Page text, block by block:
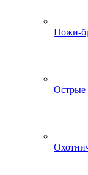
Ножи-
Острые